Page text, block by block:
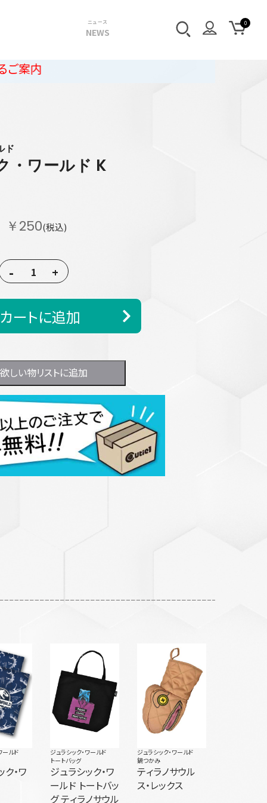
ニュース
NEWS
ド
・ワールド K
￥250(税込)
- +
カートに追加
欲しい物リストに追加
ールド
・ワ
ジュラシック・ワールド
トートバッグ
ジュラシック・ワ
ールド トートバッ
グ ティラノサウル
ジュラシック・ワールド
鍋つかみ
ティラノサウル
ス・レックス